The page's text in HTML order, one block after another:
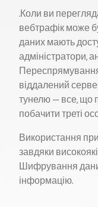
.Коли ви
вебтрафік може
даних мають
адміністратори,
віддалений
тунелю — все, що
побачити треті
Використання
завдяки
Шифрування
інформацію.